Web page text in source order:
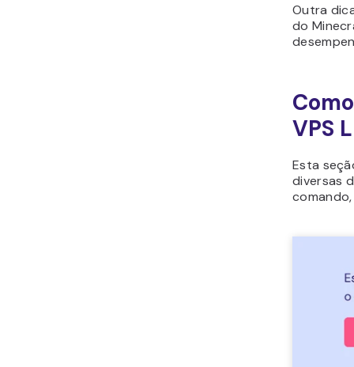
Outra
do
VPS
Esta
diversas